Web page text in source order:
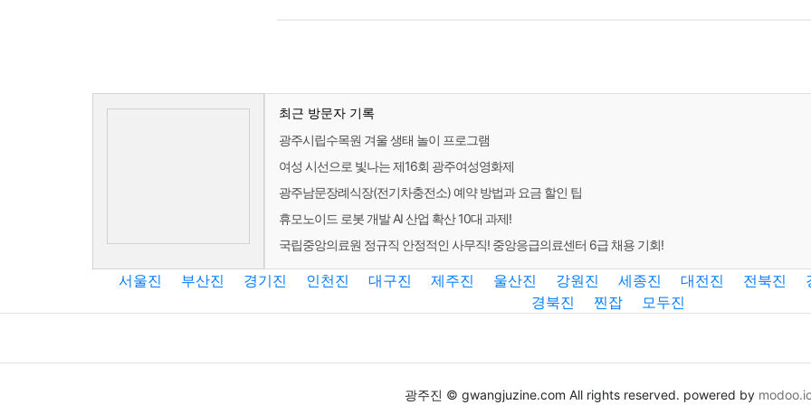
최근 방문자 기록
광주시립수목원 겨울 생태 놀이 프로그램
여성 시선으로 빛나는 제16회 광주여성영화제
광주남문장례식장(전기차충전소) 예약 방법과 요금 할인 팁
휴모노이드 로봇 개발 AI 산업 확산 10대 과제!
국립중앙의료원 정규직 안정적인 사무직! 중앙응급의료센터 6급 채용 기회!
서울진 부산진 경기진 인천진 대구진 제주진 울산진 강원진 세종진 대전진 전북진
경북진
찐잡 모두진
광주진 © gwangjuzine.com All rights reserved. powered by